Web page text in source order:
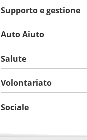
Supporto e gestione
Auto Aiuto
Salute
Volontariato
Sociale